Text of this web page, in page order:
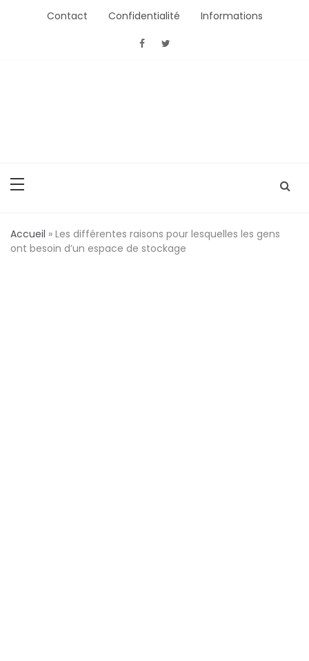
Contact Confidentialité Informations
Accueil » Les différentes raisons pour lesquelles les gens
ont besoin d’un espace de stockage